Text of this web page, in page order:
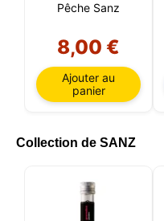
Pêche Sanz
8,00 €
Ajouter au
panier
Collection de SANZ